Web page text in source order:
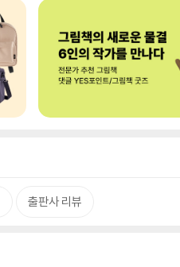
출판사 리뷰